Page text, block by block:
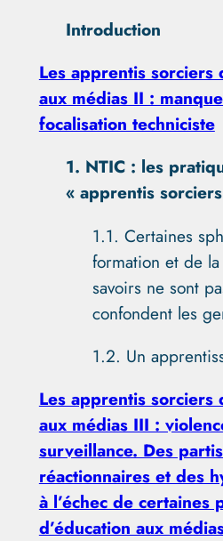
Introduction
Les apprentis sorciers
aux médias II :
focalisation techniciste
1. NTIC : les
« apprentis
1.1. Certaines
formation et de
savoirs ne sont
confondent les
1.2. Un
Les apprentis sorciers
aux médias III :
surveillance. Des
réactionnaires et des
à l’échec de certaines
d’éducation aux